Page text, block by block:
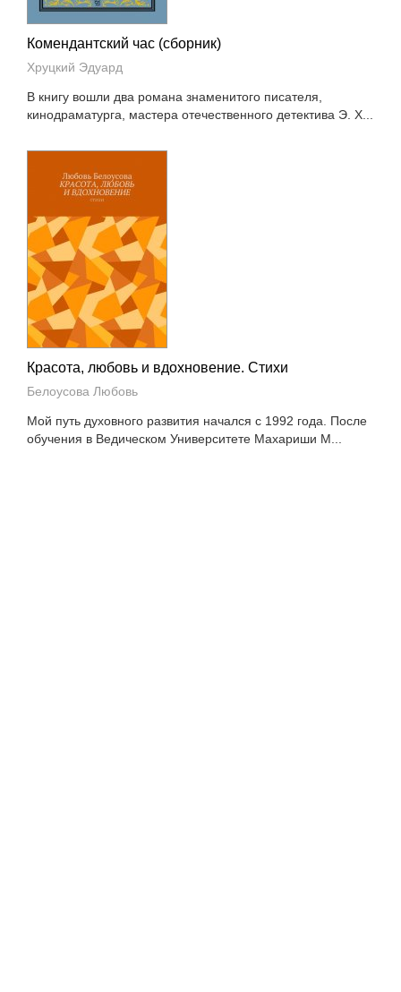
Комендантский час (сборник)
Хруцкий Эдуард
В книгу вошли два романа знаменитого писателя,
кинодраматурга, мастера отечественного детектива Э. Х...
Красота, любовь и вдохновение. Стихи
Белоусова Любовь
Мой путь духовного развития начался с 1992 года. После
обучения в Ведическом Университете Махариши М...